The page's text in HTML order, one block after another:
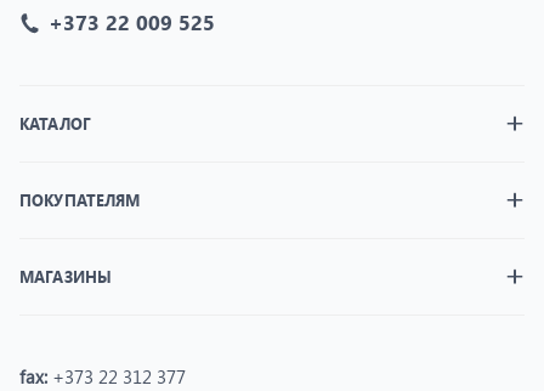
+373 22 009 525
КАТАЛОГ
ПОКУПАТЕЛЯМ
МАГАЗИНЫ
fax: +373 22 312 377